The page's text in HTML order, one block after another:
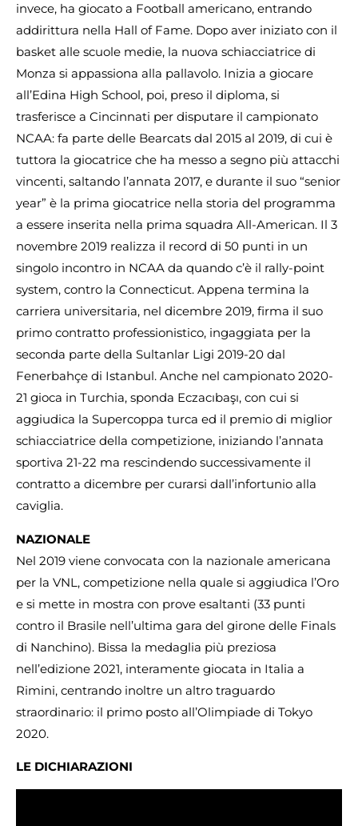
invece, ha giocato a Football americano, entrando
addirittura nella Hall of Fame. Dopo aver iniziato con il
basket alle scuole medie, la nuova schiacciatrice di
Monza si appassiona alla pallavolo. Inizia a giocare
all’Edina High School, poi, preso il diploma, si
trasferisce a Cincinnati per disputare il campionato
NCAA: fa parte delle Bearcats dal 2015 al 2019, di cui è
tuttora la giocatrice che ha messo a segno più attacchi
vincenti, saltando l’annata 2017, e durante il suo “senior
year” è la prima giocatrice nella storia del programma
a essere inserita nella prima squadra All-American. Il 3
novembre 2019 realizza il record di 50 punti in un
singolo incontro in NCAA da quando c’è il rally-point
system, contro la Connecticut. Appena termina la
carriera universitaria, nel dicembre 2019, firma il suo
primo contratto professionistico, ingaggiata per la
seconda parte della Sultanlar Ligi 2019-20 dal
Fenerbahçe di Istanbul. Anche nel campionato 2020-
21 gioca in Turchia, sponda Eczacıbaşı, con cui si
aggiudica la Supercoppa turca ed il premio di miglior
schiacciatrice della competizione, iniziando l’annata
sportiva 21-22 ma rescindendo successivamente il
contratto a dicembre per curarsi dall’infortunio alla
caviglia.
NAZIONALE
Nel 2019 viene convocata con la nazionale americana
per la VNL, competizione nella quale si aggiudica l’Oro
e si mette in mostra con prove esaltanti (33 punti
contro il Brasile nell’ultima gara del girone delle Finals
di Nanchino). Bissa la medaglia più preziosa
nell’edizione 2021, interamente giocata in Italia a
Rimini, centrando inoltre un altro traguardo
straordinario: il primo posto all’Olimpiade di Tokyo
2020.
LE DICHIARAZIONI